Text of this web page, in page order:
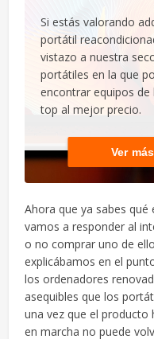
Si estás valorando
portátil
vistazo a nuestra
portátiles en la que
encontrar equipos de
top al mejor precio.
Ver más
Ahora que ya sabes
vamos a responder al
o no comprar uno de
explicábamos en el
los ordenadores
asequibles que los
una vez que el producto
en marcha no puede